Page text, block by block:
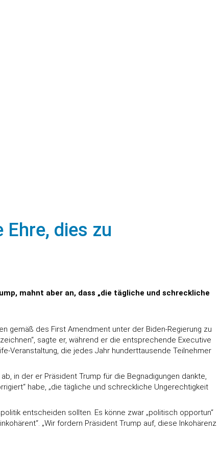
dies zu
mahnt aber an, dass „die tägliche und schreckliche
gemäß des First Amendment unter der Biden-Regierung zu
sagte er, während er die entsprechende Executive
Veranstaltung, die jedes Jahr hunderttausende Teilnehmer
in der er Präsident Trump für die Begnadigungen dankte,
habe, „die tägliche und schreckliche Ungerechtigkeit
entscheiden sollten. Es könne zwar „politisch opportun“
„Wir fordern Präsident Trump auf, diese Inkohärenz